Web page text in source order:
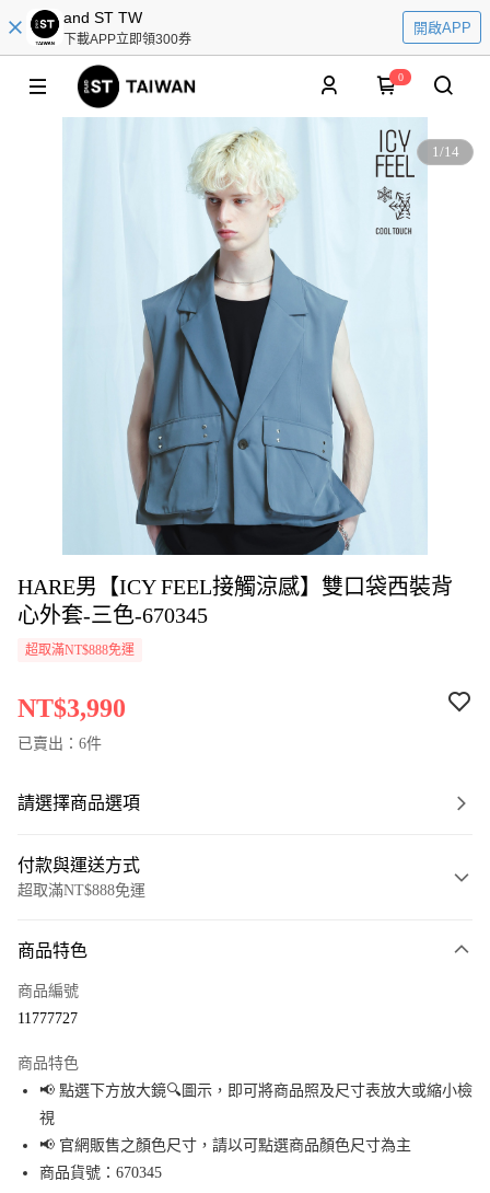
and ST TW
下載APP立即領300券
開啟APP
0
1/14
HARE男【ICY FEEL接觸涼感】雙口袋西裝背
心外套-三色-670345
超取滿NT$888免運
NT$3,990
已賣出：6件
請選擇商品選項
付款與運送方式
超取滿NT$888免運
信用卡一次付款
Apple Pay
街口支付
悠遊付
商品特色
商品編號
11777727
商品特色
📢 點選下方放大鏡🔍圖示，即可將商品照及尺寸表放大或縮小檢
視
📢 官網販售之顏色尺寸，請以可點選商品顏色尺寸為主
商品貨號：670345